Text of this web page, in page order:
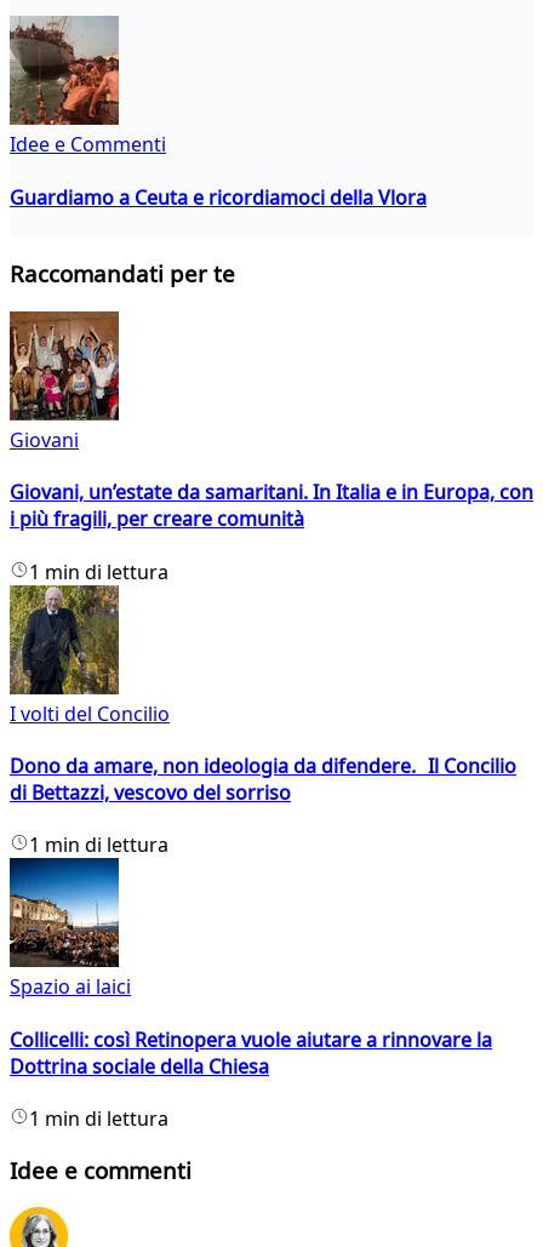
Idee e Commenti
Guardiamo a Ceuta e ricordiamoci della Vlora
Raccomandati per te
Giovani
Giovani, un’estate da samaritani. In Italia e in Europa, con
i più fragili, per creare comunità
1 min di lettura
I volti del Concilio
Dono da amare, non ideologia da difendere. Il Concilio
di Bettazzi, vescovo del sorriso
1 min di lettura
Spazio ai laici
Collicelli: così Retinopera vuole aiutare a rinnovare la
Dottrina sociale della Chiesa
1 min di lettura
Idee e commenti